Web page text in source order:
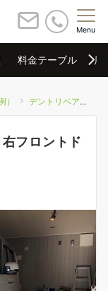
Menu
料金テーブル 店
） デントリペア
フロントド